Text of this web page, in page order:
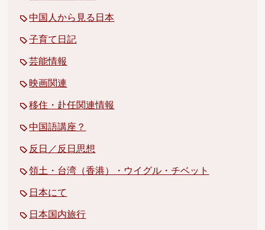
中国人から見る日本
子育て日記
芸能情報
映画関連
移住・赴任関連情報
中国語講座？
反日／反日思想
領土・台湾（香港）・ウイグル・チベット
日本にて
日本国内旅行